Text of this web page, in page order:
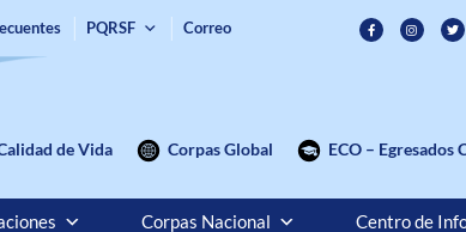
PQRSF Correo
de Vida Corpas Global ECO – Egresados
Corpas Nacional Centro de